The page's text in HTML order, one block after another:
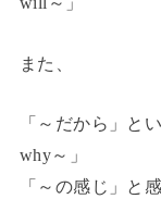
また、
「～だから」と
why～」
「～の感じ」と